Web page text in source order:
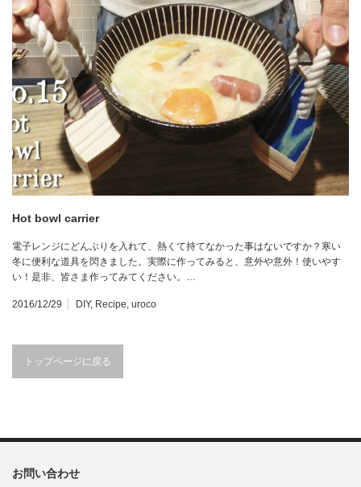
Hot bowl carrier
電子レンジにどんぶりを入れて、熱くて持てなかった事はないですか？寒い
冬に便利な道具を閃きました。実際に作ってみると、意外や意外！使いやす
い！是非、皆さま作ってみてください。…
2016/12/29 DIY, Recipe, uroco
トップページに戻る
お問い合わせ